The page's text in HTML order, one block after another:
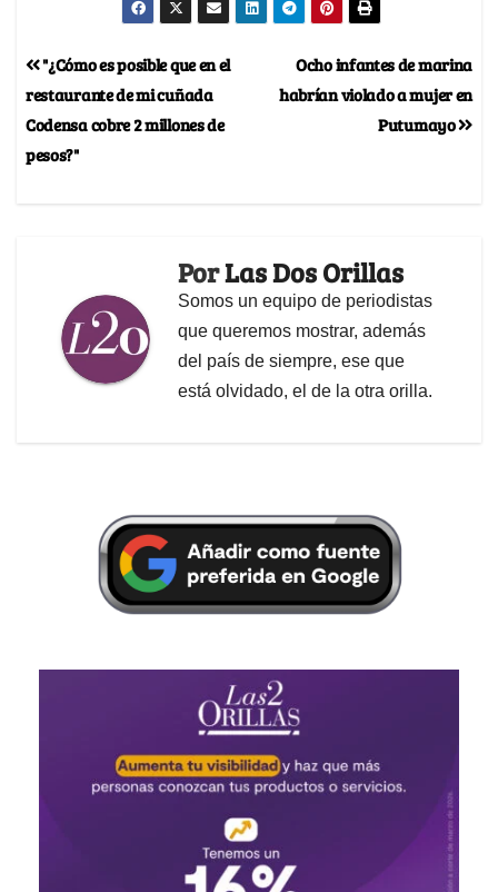
Ocho infantes de marina
habrían violado a mujer en
Putumayo
"¿Cómo es posible que en el
restaurante de mi cuñada
Codensa cobre 2 millones de
pesos?"
PorLas Dos Orillas
Somos un equipo de periodistas
que queremos mostrar, además
del país de siempre, ese que
está olvidado, el de la otra orilla.